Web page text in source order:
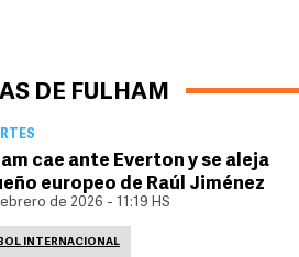
DE FULHAM
cae ante Everton y se aleja
europeo de Raúl Jiménez
de 2026 - 11:19 HS
INTERNACIONAL